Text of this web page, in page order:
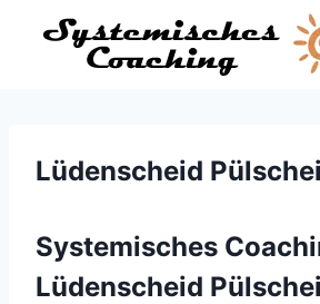
Inhalt
Lüdenscheid
Systemisches
Lüdenscheid